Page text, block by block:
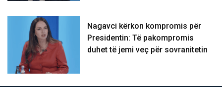
Nagavci kërkon kompromis për
Presidentin: Të pakompromis
duhet të jemi veç për sovranitetin